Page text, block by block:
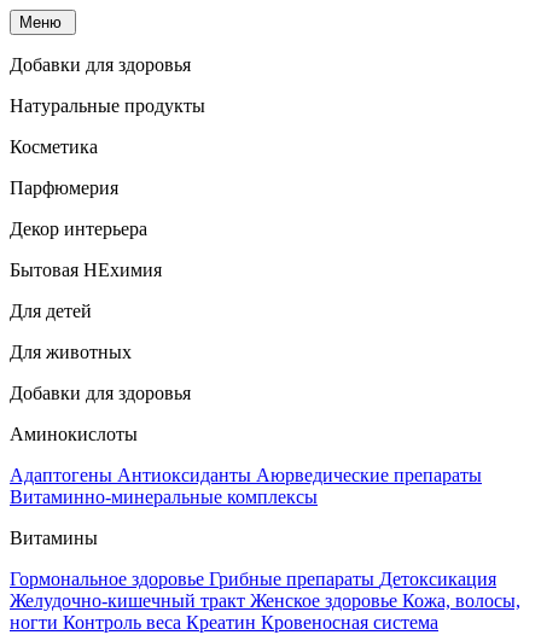
Меню
Добавки для здоровья
Натуральные продукты
Косметика
Парфюмерия
Декор интерьера
Бытовая НЕхимия
Для детей
Для животных
Добавки для здоровья
Аминокислоты
Адаптогены Антиоксиданты Аюрведические препараты
Витаминно-минеральные комплексы
Витамины
Гормональное здоровье Грибные препараты Детоксикация
Желудочно-кишечный тракт Женское здоровье Кожа, волосы,
ногти Контроль веса Креатин Кровеносная система